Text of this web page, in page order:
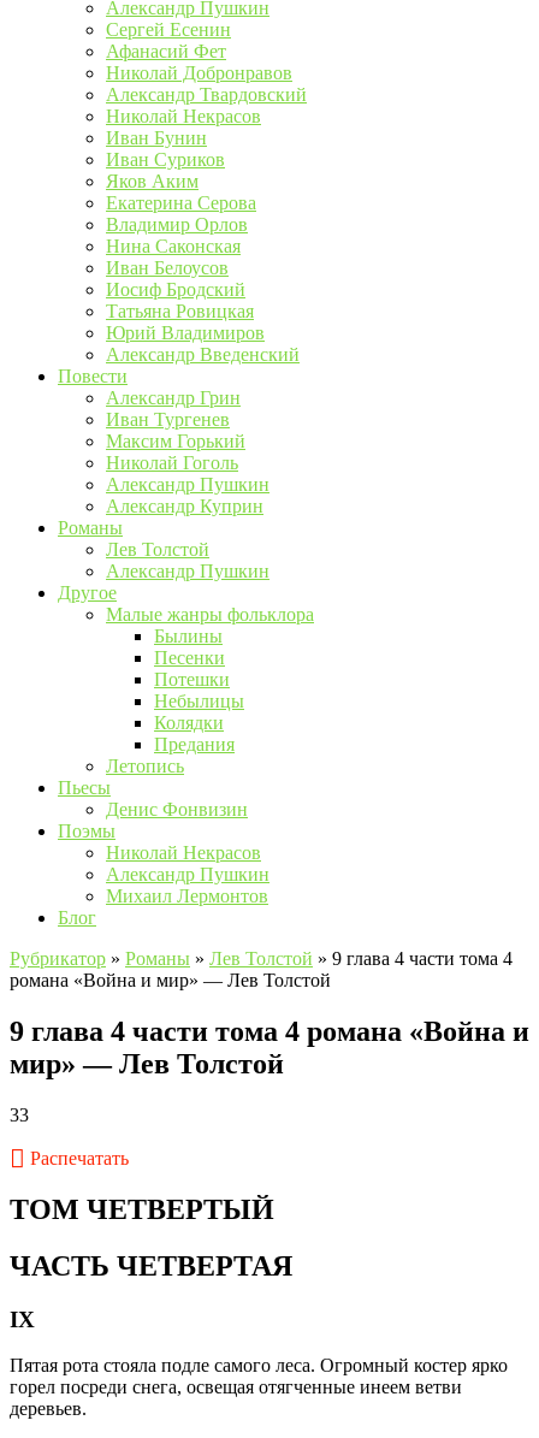
Александр Пушкин
Сергей Есенин
Афанасий Фет
Николай Добронравов
Александр Твардовский
Николай Некрасов
Иван Бунин
Иван Суриков
Яков Аким
Екатерина Серова
Владимир Орлов
Нина Саконская
Иван Белоусов
Иосиф Бродский
Татьяна Ровицкая
Юрий Владимиров
Александр Введенский
Повести
Александр Грин
Иван Тургенев
Максим Горький
Николай Гоголь
Александр Пушкин
Александр Куприн
Романы
Лев Толстой
Александр Пушкин
Другое
Малые жанры фольклора
Былины
Песенки
Потешки
Небылицы
Колядки
Предания
Летопись
Пьесы
Денис Фонвизин
Поэмы
Николай Некрасов
Александр Пушкин
Михаил Лермонтов
Блог
Рубрикатор » Романы » Лев Толстой » 9 глава 4 части тома 4
романа «Война и мир» — Лев Толстой
9 глава 4 части тома 4 романа «Война и
мир» — Лев Толстой
33
Распечатать
ТОМ ЧЕТВЕРТЫЙ
ЧАСТЬ ЧЕТВЕРТАЯ
IX
Пятая рота стояла подле самого леса. Огромный костер ярко
горел посреди снега, освещая отягченные инеем ветви
деревьев.